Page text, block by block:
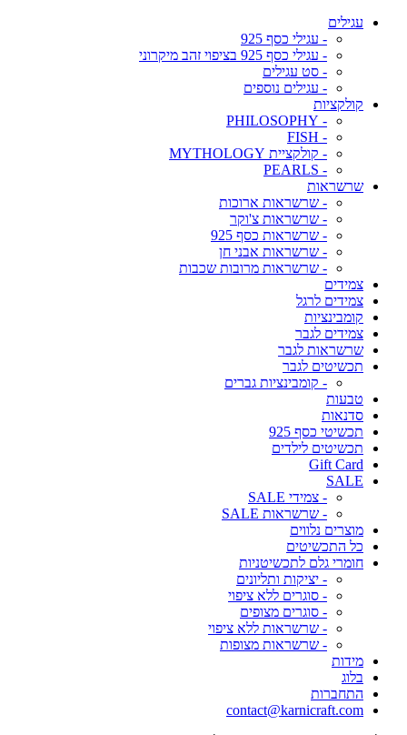
עגילים
- עגילי כסף 925
- עגילי כסף 925 בציפוי זהב מיקרוני
- סט עגילים
- עגילים נוספים
קולקציות
- PHILOSOPHY
- FISH
- קולקציית MYTHOLOGY
- PEARLS
שרשראות
- שרשראות ארוכות
- שרשראות צ'וקר
- שרשראות כסף 925
- שרשראות אבני חן
- שרשראות מרובות שכבות
צמידים
צמידים לרגל
קומבינציות
צמידים לגבר
שרשראות לגבר
תכשיטים לגבר
- קומבינציות גברים
טבעות
סדנאות
תכשיטי כסף 925
תכשיטים לילדים
Gift Card
SALE
- צמידי SALE
- שרשראות SALE
מוצרים נלווים
כל התכשיטים
חומרי גלם לתכשיטניות
- יציקות ותליונים
- סוגרים ללא ציפוי
- סוגרים מצופים
- שרשראות ללא ציפוי
- שרשראות מצופות
מידות
בלוג
התחברות
contact@karnicraft.com